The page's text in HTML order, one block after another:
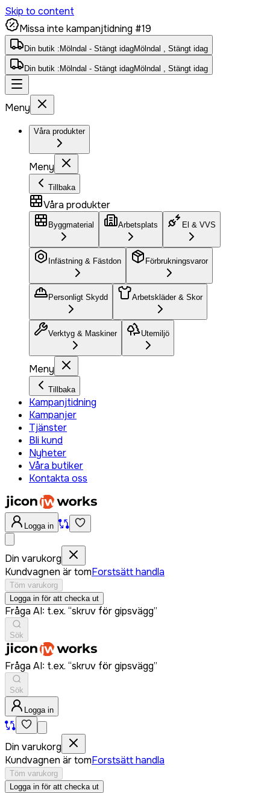
Skip to content
Missa inte kampanjtidning #19
Din butik : Mölndal - Stängt idagMölndal , Stängt idag
Din butik : Mölndal - Stängt idagMölndal , Stängt idag
Meny
Våra produkter
Meny
Tillbaka
Våra produkter
Byggmaterial Arbetsplats El & VVS
Infästning & Fästdon Förbrukningsvaror
Personligt Skydd Arbetskläder & Skor
Verktyg & Maskiner Utemiljö
Meny
Tillbaka
Kampanjtidning
Kampanjer
Tjänster
Bli kund
Nyheter
Våra butiker
Kontakta oss
Logga in
Din varukorg
Kundvagnen är tomForstsätt handla
Töm varukorg
Logga in för att checka ut
Fråga AI: t.ex. “skruv för gipsvägg”
Sök
Fråga AI: t.ex. “skruv för gipsvägg”
Sök
Logga in
Din varukorg
Kundvagnen är tomForstsätt handla
Töm varukorg
Logga in för att checka ut